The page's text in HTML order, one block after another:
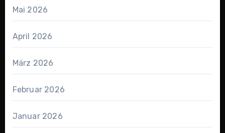
Mai 2026
April 2026
März 2026
Februar 2026
Januar 2026